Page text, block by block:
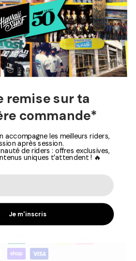
un maximum de confort
Now–
Assure une
pour rester au sec toute
–Liberté de mouvement et
responsable–Mélange de
de nylon, de spandex, de
et de coton biologique
écologique–CertifiéeGlobal
Bluesign®
l’environnement
remise sur ta
commande*
accompagne les meilleurs riders,
après session.
de riders : offres exclusives,
uniques t’attendent ! 🔥
Je m'inscris